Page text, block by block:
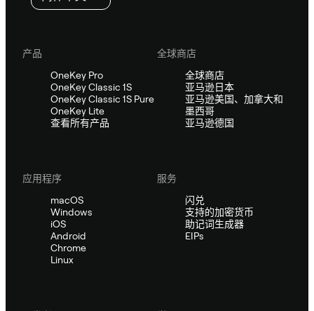
产品
OneKey Pro
OneKey Classic 1S
OneKey Classic 1S Pure
OneKey Lite
查看所有产品
全球商店
全球商店
亚马逊日本
亚马逊美国、加拿大和
墨西哥
亚马逊德国
应用程序
macOS
Windows
iOS
Android
Chrome
Linux
服务
闪兑
支持的加密货币
助记词生成器
EIPs